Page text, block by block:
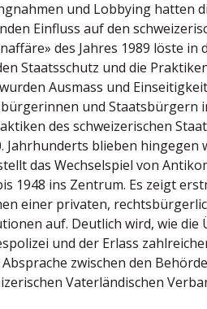
und Lobbying hatten
Einfluss auf den
des Jahres 1989 löste
Staatsschutz und die
Ausmass und
und Staatsbürgern
des schweizerischen
Jahrhunderts blieben
das Wechselspiel von
1948 ins Zentrum. Es zeigt
einer privaten,
auf. Deutlich wird, wie die
und der Erlass
zwischen den
Vaterländischen